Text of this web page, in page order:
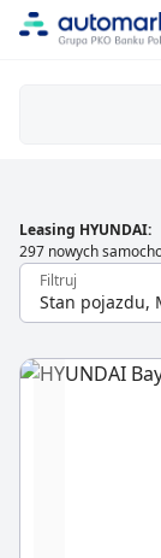
Leasing HYUNDAI:
297 nowych
Filtruj
Stan pojazdu,